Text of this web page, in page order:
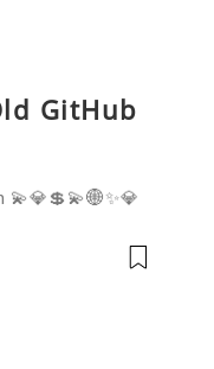
GitHub
@usadigitalhu